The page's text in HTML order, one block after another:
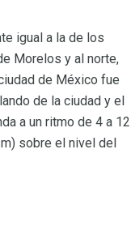
igual a la de los
Morelos y al norte,
de México fue
de la ciudad y el
a un ritmo de 4 a 12
sobre el nivel del